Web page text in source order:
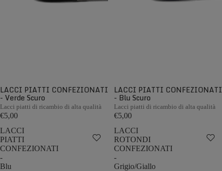
LACCI PIATTI CONFEZIONATI
- Verde Scuro
Lacci piatti di ricambio di alta qualità
€5,00
LACCI PIATTI CONFEZIONATI
- Blu Scuro
Lacci piatti di ricambio di alta qualità
€5,00
LACCI
PIATTI
CONFEZIONATI
-
Blu
LACCI
ROTONDI
CONFEZIONATI
-
Grigio/Giallo